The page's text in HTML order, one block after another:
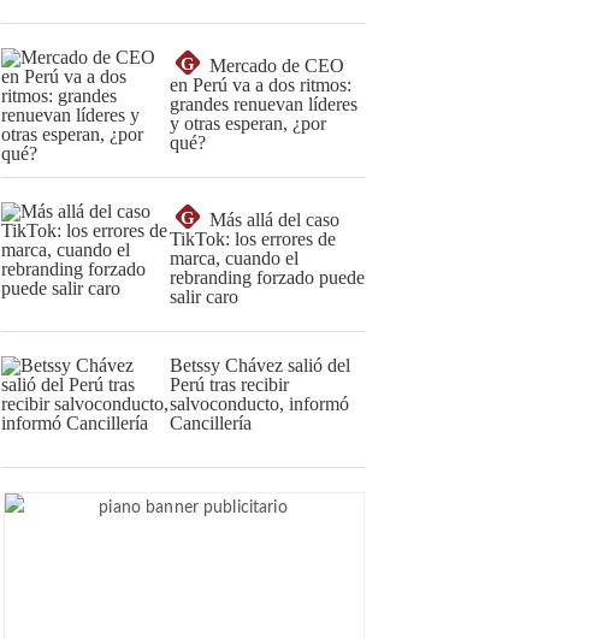
G
Mercado de CEO
en Perú va a dos ritmos:
grandes renuevan líderes
y otras esperan, ¿por
qué?
G
Más allá del caso
TikTok: los errores de
marca, cuando el
rebranding forzado puede
salir caro
Betssy Chávez salió del
Perú tras recibir
salvoconducto, informó
Cancillería